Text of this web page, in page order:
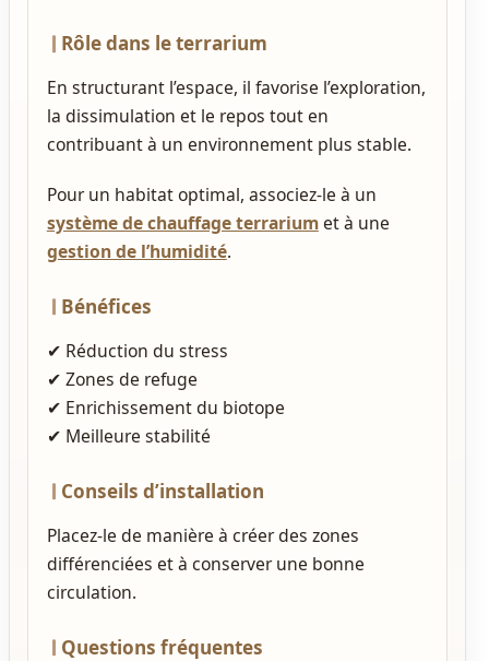
Rôle dans le terrarium
En structurant l’espace, il favorise l’exploration,
la dissimulation et le repos tout en
contribuant à un environnement plus stable.
Pour un habitat optimal, associez‑le à un
système de chauffage terrariumet à une
gestion de l’humidité.
Bénéfices
✔ Réduction du stress
✔ Zones de refuge
✔ Enrichissement du biotope
✔ Meilleure stabilité
Conseils d’installation
Placez‑le de manière à créer des zones
différenciées et à conserver une bonne
circulation.
Questions fréquentes